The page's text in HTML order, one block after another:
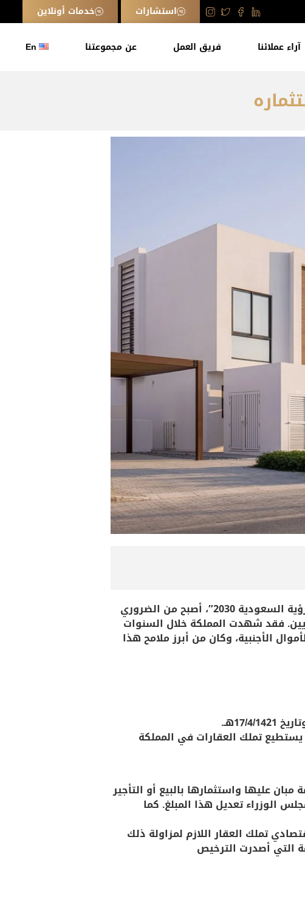
استشارات خدمات أونلاين
آراء عملائنا فريق العمل عن مجموعتنا En
في ظل التوجهات الحديثة التي تشهدها المملكة العربية السعودية، وخاصة في إطار “رؤية السعودية 2030″، أصبح من الضروري
فقد شهدت المملكة خلال السنوات
الأجنبية، وكان من أبرز ملامح هذا
.
تملك العقارات في المملكة
عليها واستثمارها بالبيع أو التأجير
الوزراء تعديل هذا المبلغ. كما
تملك العقار اللازم لمزاولة ذلك
التي أصدرت الترخيص